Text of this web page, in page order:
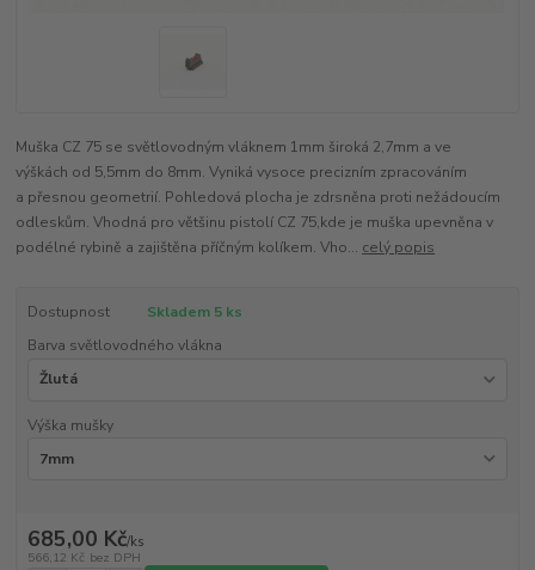
Muška CZ 75 se světlovodným vláknem 1mm široká 2,7mm a ve
výškách od 5,5mm do 8mm. Vyniká vysoce precizním zpracováním
a přesnou geometrií. Pohledová plocha je zdrsněna proti nežádoucím
odleskům. Vhodná pro většinu pistolí CZ 75,kde je muška upevněna v
podélné rybině a zajištěna příčným kolíkem. Vho... celý popis
Dostupnost
Skladem 5 ks
Barva světlovodného vlákna
Výška mušky
685,00 Kč/ks
566,12 Kč bez DPH